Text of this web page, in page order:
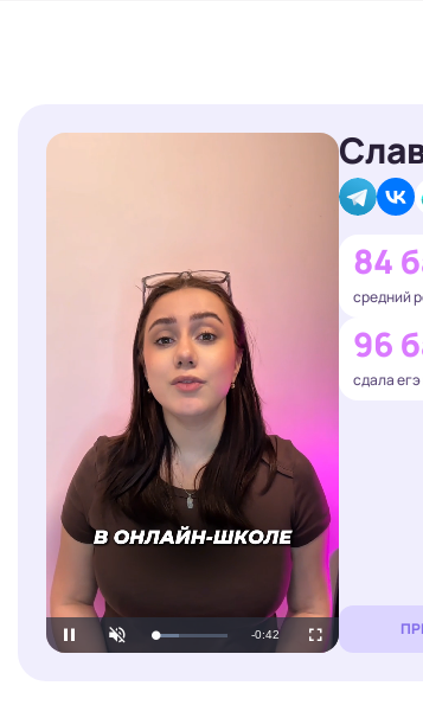
Unmute Loaded:
39.77%
84
средний
96
сдала